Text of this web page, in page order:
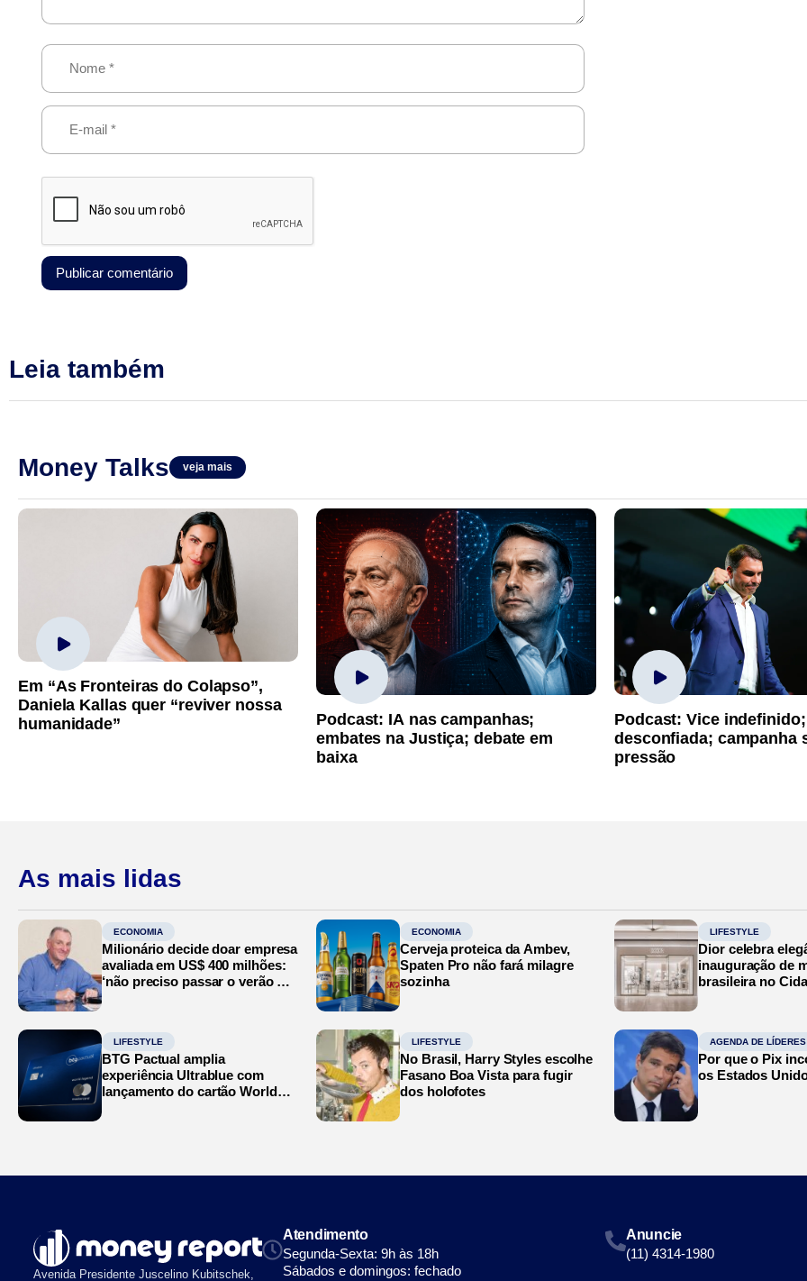
Leia também
Money Talks veja mais
Em “As Fronteiras do Colapso”,
Daniela Kallas quer “reviver nossa
humanidade”
Podcast: IA nas campanhas;
embates na Justiça; debate em
baixa
Podcast: Vice
desconfiada; campanha
pressão
As mais lidas
ECONOMIA
Milionário decide doar empresa
avaliada em US$ 400 milhões:
‘não preciso passar o verão no
ECONOMIA
Cerveja proteica da Ambev,
Spaten Pro não fará milagre
sozinha
LIFESTYLE
Dior celebra
inauguração de
brasileira no
LIFESTYLE
BTG Pactual amplia
experiência Ultrablue com
lançamento do cartão World
LIFESTYLE
No Brasil, Harry Styles escolhe
Fasano Boa Vista para fugir
dos holofotes
AGENDA DE LÍDERES
Por que o Pix
os Estados
Avenida Presidente Juscelino Kubitschek,
Atendimento
Segunda-Sexta: 9h às 18h
Sábados e domingos: fechado
Anuncie
(11) 4314-1980